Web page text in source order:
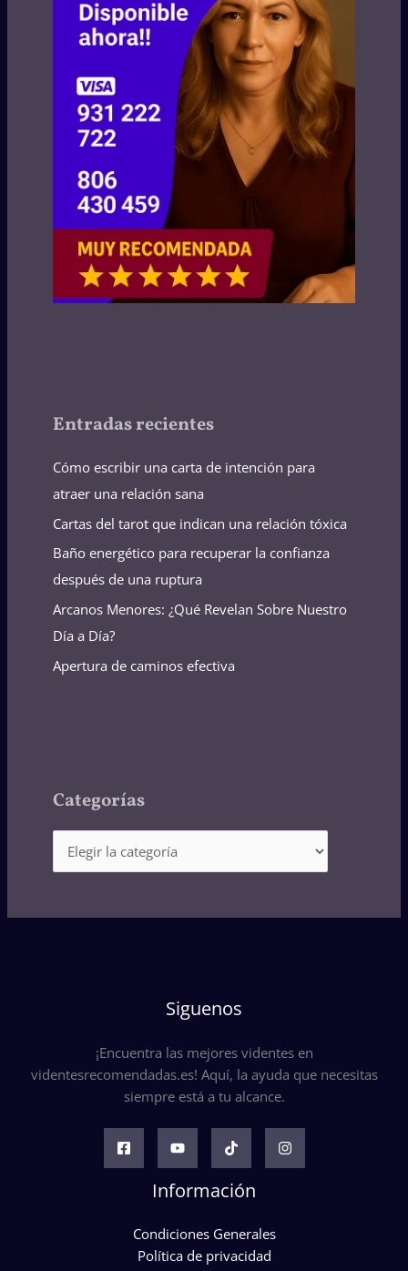
Entradas recientes
Cómo escribir una carta de intención para
atraer una relación sana
Cartas del tarot que indican una relación tóxica
Baño energético para recuperar la confianza
después de una ruptura
Arcanos Menores: ¿Qué Revelan Sobre Nuestro
Día a Día?
Apertura de caminos efectiva
Categorías
Siguenos
¡Encuentra las mejores videntes en
videntesrecomendadas.es! Aquí, la ayuda que necesitas
siempre está a tu alcance.
Información
Condiciones Generales
Política de privacidad